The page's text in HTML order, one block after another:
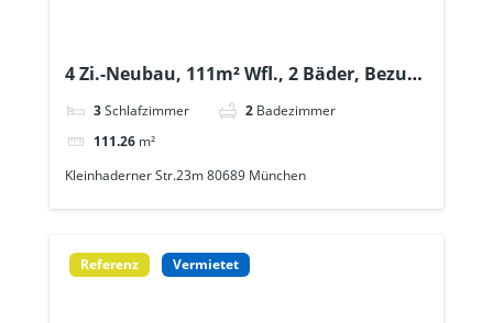
4 Zi.-Neubau, 111m² Wfl., 2 Bäder, Bezug
kurzfristig, kl. Mehrparteienhaus in
„Hadern“, großer SW-Balkon, Lift +
Tiefgarage, alle Geschäfte des täglichen
Lebens in 300m Entfernung
3Schlafzimmer 2 Badezimmer
111.26 m²
Kleinhaderner Str.23m 80689 München
Referenz Vermietet